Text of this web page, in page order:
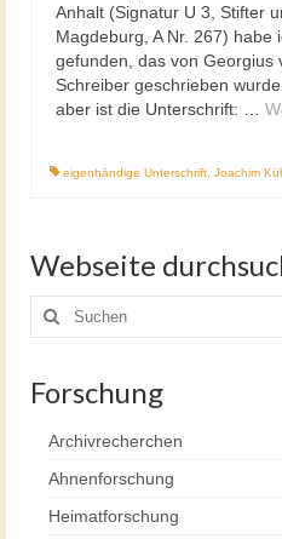
Anhalt (Signatur U 3, Stifter
Magdeburg, A Nr. 267) habe
gefunden, das von Georgius
Schreiber geschrieben
aber ist die Unterschrift: …
eigenhändige Unterschrift Joachim
Webseite
Suche
nach:
Forschung
Archivrecherchen
Ahnenforschung
Heimatforschung